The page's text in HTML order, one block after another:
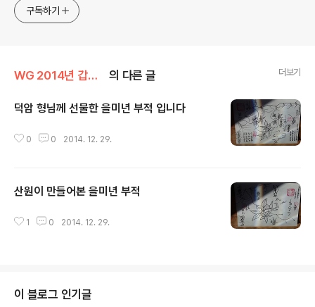
구독하기
WG 2014년 갑오년 기록 의 다른 글 더보기
덕암 형님께 선물한 을미년 부적 입니다
0 0 2014. 12. 29.
산원이 만들어본 을미년 부적
1 0 2014. 12. 29.
이 블로그 인기글